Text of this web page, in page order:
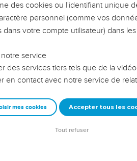
leur foi ou leur vision. Mais on voit
traversés, alors même que ce sont
reviennent sur les erreurs
de sagesse afin que leurs erreurs
équipe, un groupe ou une famille,
des cookies ou l'identifiant unique
personnel (comme vos
votre compte utilisateur) dans
service
des services tiers tels que de la
en contact avec notre service de
mes cookies Accepter tous les
Tout refuser